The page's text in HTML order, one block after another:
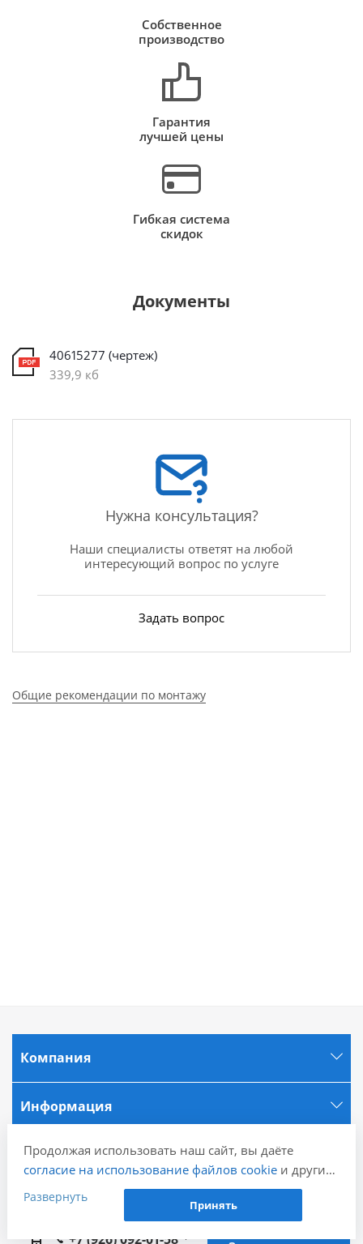
Собственное
производство
Гарантия
лучшей цены
Гибкая система
скидок
Документы
40615277 (чертеж)
339,9 кб
Нужна консультация?
Наши специалисты ответят на любой
интересующий вопрос по услуге
Задать вопрос
Общие рекомендации по монтажу
Компания
Информация
Города
Наши контакты
+7 (926) 092-01-58
Продолжая использовать наш сайт, вы даёте
согласие на использование файлов cookieи других
пользовательских данных (включая IP-адрес,
сведения о местоположении, устройстве, действиях
Развернуть
Принять